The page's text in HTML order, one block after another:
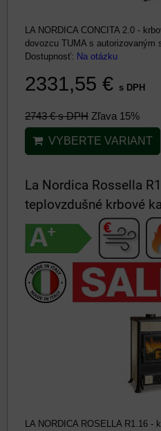
LA NORDICA CONCITA 2.0 -
dovozcu TUMA s autorizovaným
Dostupnosť: Na otázku
2331,55 € s DPH
2743 €s DPH Zľava 15%
VYBERTE VARIANT
La Nordica Rossella
teplovzdušné krbové
LA NORDICA ROSELLA R1.16 -